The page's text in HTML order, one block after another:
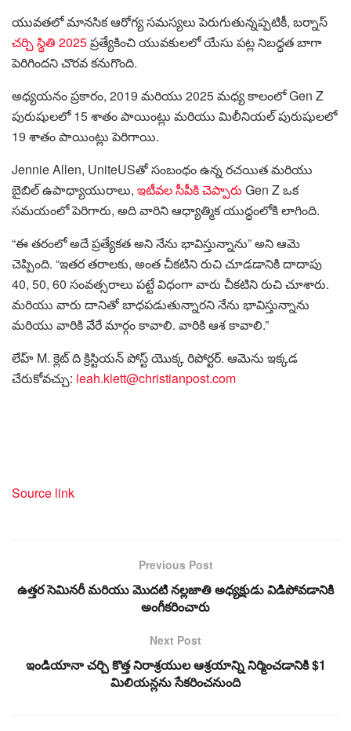
యువతలో మానసిక ఆరోగ్య సమస్యలు పెరుగుతున్నప్పటికీ, బర్నాస్
చర్చి స్థితి 2025ప్రత్యేకించి యువకులలో యేసు పట్ల నిబద్ధత బాగా
పెరిగిందని చొరవ కనుగొంది.
అధ్యయనం ప్రకారం, 2019 మరియు 2025 మధ్య కాలంలో Gen Z
పురుషులలో 15 శాతం పాయింట్లు మరియు మిలీనియల్ పురుషులలో
19 శాతం పాయింట్లు పెరిగాయి.
Jennie Allen, UniteUSతో సంబంధం ఉన్న రచయిత మరియు
బైబిల్ ఉపాధ్యాయురాలు, ఇటీవల సీపీకి చెప్పారు Gen Z ఒక
సమయంలో పెరిగారు, అది వారిని ఆధ్యాత్మిక యుద్ధంలోకి లాగింది.
“ఈ తరంలో అదే ప్రత్యేకత అని నేను భావిస్తున్నాను” అని ఆమె
చెప్పింది. “ఇతర తరాలకు, అంత చీకటిని రుచి చూడడానికి దాదాపు
40, 50, 60 సంవత్సరాలు పట్టే విధంగా వారు చీకటిని రుచి చూశారు.
మరియు వారు దానితో బాధపడుతున్నారని నేను భావిస్తున్నాను
మరియు వారికి వేరే మార్గం కావాలి. వారికి ఆశ కావాలి.”
లేహ్ M. క్లెట్ ది క్రిస్టియన్ పోస్ట్ యొక్క రిపోర్టర్. ఆమెను ఇక్కడ
చేరుకోవచ్చు: leah.klett@christianpost.com
Source link
Previous Post
ఉత్తర సెమినరీ మరియు మొదటి నల్లజాతి అధ్యక్షుడు విడిపోవడానికి
అంగీకరించారు
Next Post
ఇండియానా చర్చి కొత్త నిరాశ్రయుల ఆశ్రయాన్ని నిర్మించడానికి $1
మిలియన్లను సేకరించనుంది